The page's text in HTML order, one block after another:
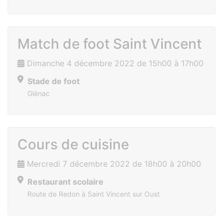
Match de foot Saint Vincent
Dimanche 4 décembre 2022 de 15h00 à 17h00
Stade de foot
Glénac
Cours de cuisine
Mercredi 7 décembre 2022 de 18h00 à 20h00
Restaurant scolaire
Route de Redon à Saint Vincent sur Oust